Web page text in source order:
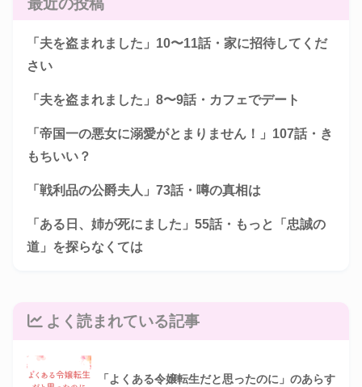
最近の投稿
「夫を盗まれました」10〜11話・家に招待してくだ
さい
「夫を盗まれました」8〜9話・カフェでデート
「帝国一の悪女に溺愛がとまりません！」107話・き
もちいい？
「戦利品の公爵夫人」73話・噂の真相は
「ある日、姉が死にました」55話・もっと「忠誠の
道」を探らなくては
よく読まれている記事
「よくある令嬢転生だと思ったのに」のあらす